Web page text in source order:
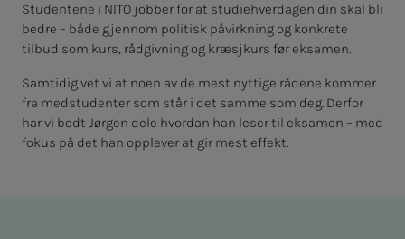
Studentene i NITO jobber for at studiehverdagen din skal bli
bedre – både gjennom politisk påvirkning og konkrete
tilbud som kurs, rådgivning og kræsjkurs før eksamen.
Samtidig vet vi at noen av de mest nyttige rådene kommer
fra medstudenter som står i det samme som deg. Derfor
har vi bedt Jørgen dele hvordan han leser til eksamen – med
fokus på det han opplever at gir mest effekt.